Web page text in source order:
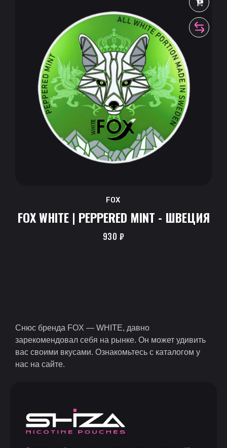
FOX
FOX WHITE | PEPPERED MINT - ШВЕЦИЯ
930 ₽
Снюс бренда FOX — WHITE, давно
зарекомендовал себя на рынке. Он может удивить
вас своими вкусами. Ознакомьтесь с каталогом у
нас на сайте.